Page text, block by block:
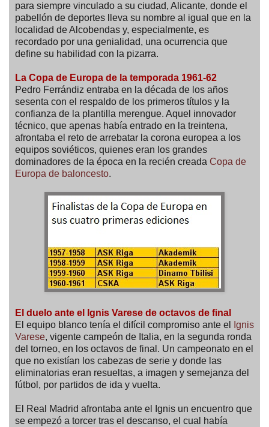
para siempre vinculado a su ciudad, Alicante, donde el
pabellón de deportes lleva su nombre al igual que en la
localidad de Alcobendas y, especialmente, es
recordado por una genialidad, una ocurrencia que
define su habilidad con la pizarra.
La Copa de Europa de la temporada 1961-62
Pedro Ferrándiz entraba en la década de los años
sesenta con el respaldo de los primeros títulos y la
confianza de la plantilla merengue. Aquel innovador
técnico, que apenas había entrado en la treintena,
afrontaba el reto de arrebatar la corona europea a los
equipos soviéticos, quienes eran los grandes
dominadores de la época en la recién creada Copa de
Europa de baloncesto.
El duelo ante el Ignis Varese de octavos de final
El equipo blanco tenía el difícil compromiso ante el
Ignis
Varese, vigente campeón de Italia, en la segunda ronda
del torneo, en los octavos de final. Un campeonato en el
que no existían los cabezas de serie y donde las
eliminatorias eran resueltas, a imagen y semejanza del
fútbol, por partidos de ida y vuelta.
El Real Madrid afrontaba ante el Ignis un encuentro que
se empezó a torcer tras el descanso, el cual había